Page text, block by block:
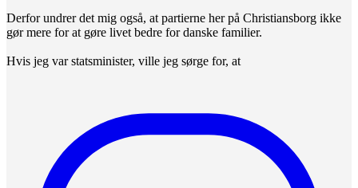
Derfor undrer det mig også, at partierne her på Christiansborg ikke
gør mere for at gøre livet bedre for danske familier.
Hvis jeg var statsminister, ville jeg sørge for, at